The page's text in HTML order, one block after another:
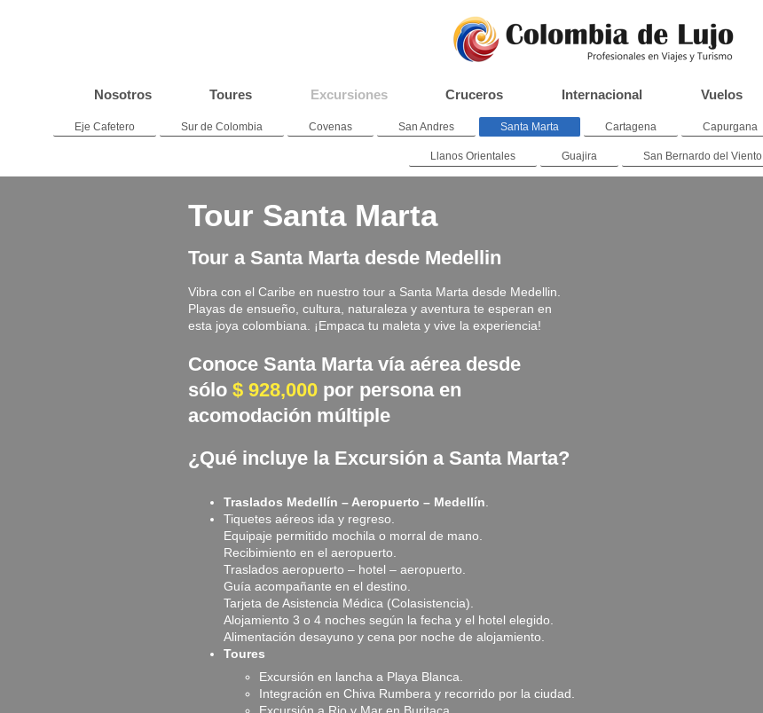
Nosotros Toures Excursiones Cruceros Internacional Vuelos
Eje Cafetero Sur de Colombia Covenas San Andres Santa Marta Cartagena Capurgana
Llanos Orientales Guajira San Bernardo del Viento
Tour Santa Marta
Tour a Santa Marta desde Medellin
Vibra con el Caribe en nuestro tour a Santa Marta desde Medellin.
Playas de ensueño, cultura, naturaleza y aventura te esperan en
esta joya colombiana. ¡Empaca tu maleta y vive la experiencia!
Conoce Santa Marta vía aérea desde
sólo $ 928,000 por persona en
acomodación múltiple
¿Qué incluye la Excursión a Santa Marta?
Traslados Medellín – Aeropuerto – Medellín
Tiquetes aéreos ida y regreso.
Equipaje permitido mochila o morral de mano.
Recibimiento en el aeropuerto.
Traslados aeropuerto – hotel – aeropuerto.
Guía acompañante en el destino.
Tarjeta de Asistencia Médica (Colasistencia).
Alojamiento 3 o 4 noches según la fecha y el hotel elegido.
Alimentación desayuno y cena por noche de alojamiento.
Toures
Excursión en lancha a Playa Blanca.
Integración en Chiva Rumbera y recorrido por la ciudad.